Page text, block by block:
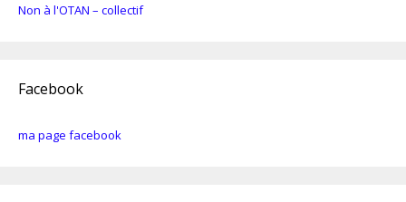
Non à l'OTAN – collectif
Facebook
ma page facebook